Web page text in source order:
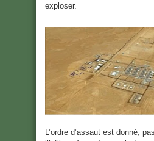
exploser.
L’ordre d’assaut est donné,